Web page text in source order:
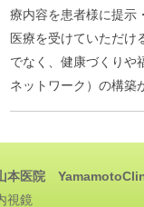
療内容を患者様に提示
医療を受けていただけ
でなく、健康づくりや
ネットワーク）の構築
本医院
視鏡